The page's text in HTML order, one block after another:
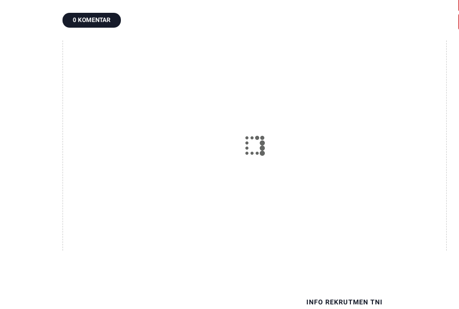
0 KOMENTAR
INFO REKRUTMEN TNI